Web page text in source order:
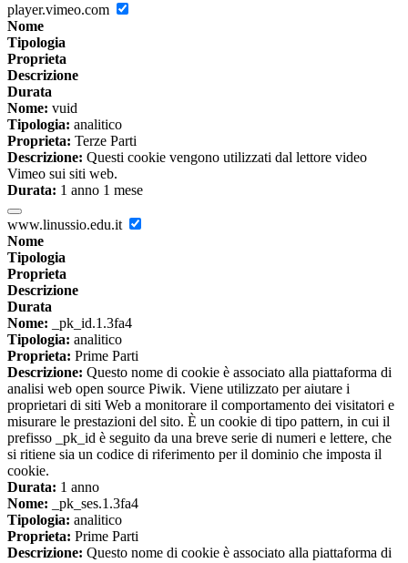
player.vimeo.com
Nome
Tipologia
Proprieta
Descrizione
Durata
Nome: vuid
Tipologia: analitico
Proprieta: Terze Parti
Descrizione: Questi cookie vengono utilizzati dal lettore video
Vimeo sui siti web.
Durata: 1 anno 1 mese
www.linussio.edu.it
Nome
Tipologia
Proprieta
Descrizione
Durata
Nome: _pk_id.1.3fa4
Tipologia: analitico
Proprieta: Prime Parti
Descrizione: Questo nome di cookie è associato alla piattaforma di
analisi web open source Piwik. Viene utilizzato per aiutare i
proprietari di siti Web a monitorare il comportamento dei visitatori e
misurare le prestazioni del sito. È un cookie di tipo pattern, in cui il
prefisso _pk_id è seguito da una breve serie di numeri e lettere, che
si ritiene sia un codice di riferimento per il dominio che imposta il
cookie.
Durata: 1 anno
Nome: _pk_ses.1.3fa4
Tipologia: analitico
Proprieta: Prime Parti
Descrizione: Questo nome di cookie è associato alla piattaforma di